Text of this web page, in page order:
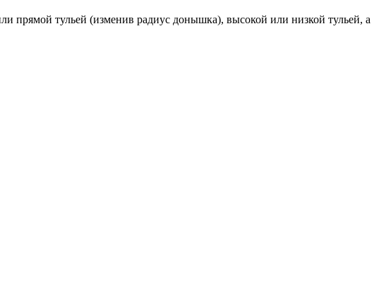
прямой тульей (изменив радиус донышка), высокой или низкой тульей, а